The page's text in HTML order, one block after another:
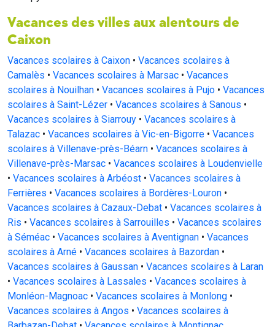
Vacances des villes aux alentours de
Caixon
Vacances scolaires à Caixon • Vacances scolaires à
Camalès • Vacances scolaires à Marsac • Vacances
scolaires à Nouilhan • Vacances scolaires à Pujo • Vacances
scolaires à Saint-Lézer • Vacances scolaires à Sanous •
Vacances scolaires à Siarrouy • Vacances scolaires à
Talazac • Vacances scolaires à Vic-en-Bigorre • Vacances
scolaires à Villenave-près-Béarn • Vacances scolaires à
Villenave-près-Marsac • Vacances scolaires à Loudenvielle
• Vacances scolaires à Arbéost • Vacances scolaires à
Ferrières • Vacances scolaires à Bordères-Louron •
Vacances scolaires à Cazaux-Debat • Vacances scolaires à
Ris • Vacances scolaires à Sarrouilles • Vacances scolaires
à Séméac • Vacances scolaires à Aventignan • Vacances
scolaires à Arné • Vacances scolaires à Bazordan •
Vacances scolaires à Gaussan • Vacances scolaires à Laran
• Vacances scolaires à Lassales • Vacances scolaires à
Monléon-Magnoac • Vacances scolaires à Monlong •
Vacances scolaires à Angos • Vacances scolaires à